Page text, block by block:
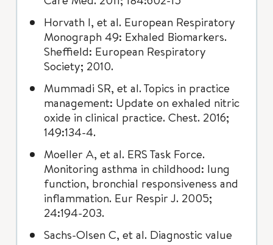
Horvath I, et al. European Respiratory
Monograph 49: Exhaled Biomarkers.
Sheffield: European Respiratory
Society; 2010.
Mummadi SR, et al. Topics in practice
management: Update on exhaled nitric
oxide in clinical practice. Chest. 2016;
149:134-4.
Moeller A, et al. ERS Task Force.
Monitoring asthma in childhood: lung
function, bronchial responsiveness and
inflammation. Eur Respir J. 2005;
24:194-203.
Sachs-Olsen C, et al. Diagnostic value